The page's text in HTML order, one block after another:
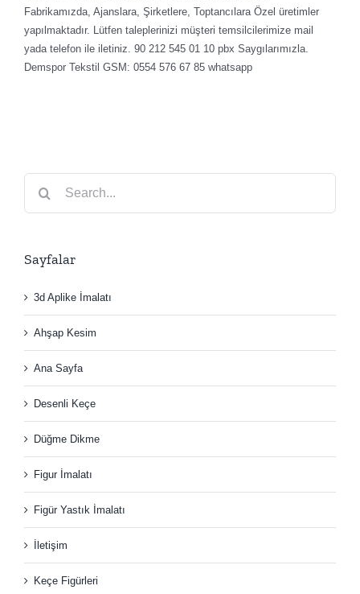
Fabrikamızda, Ajanslara, Şirketlere, Toptancılara Özel üretimler
yapılmaktadır. Lütfen taleplerinizi müşteri temsilcilerimize mail
yada telefon ile iletiniz. 90 212 545 01 10 pbx Saygılarımızla.
Demspor Tekstil GSM: 0554 576 67 85 whatsapp
Sayfalar
3d Aplike İmalatı
Ahşap Kesim
Ana Sayfa
Desenli Keçe
Düğme Dikme
Figur İmalatı
Figür Yastık İmalatı
İletişim
Keçe Figürleri